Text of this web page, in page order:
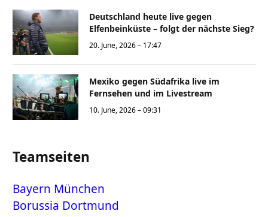
Deutschland heute live gegen
Elfenbeinküste – folgt der nächste Sieg?
20. June, 2026 – 17:47
Mexiko gegen Südafrika live im
Fernsehen und im Livestream
10. June, 2026 – 09:31
Teamseiten
Bayern München
Borussia Dortmund